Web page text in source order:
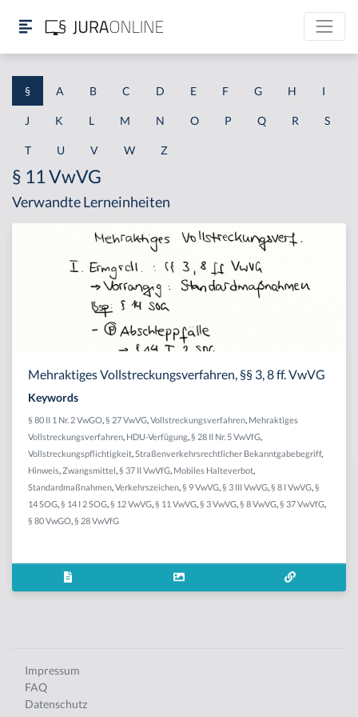
§ A B C D E F G H I
J K L M N O P Q R S
T U V W Z
§ 11 VwVG
Verwandte Lerneinheiten
Mehraktiges Vollstreckungsverfahren, §§ 3, 8 ff. VwVG
Keywords
§ 80 II 1 Nr. 2 VwGO § 27 VwVG Vollstreckungsverfahren Mehraktiges
Vollstreckungsverfahren HDU-Verfügung § 28 II Nr. 5 VwVfG
Vollstreckungspflichtigkeit Straßenverkehrsrechtlicher Bekanntgabebegriff,
Hinweis Zwangsmittel § 37 II VwVfG Mobiles Halteverbot
Standardmaßnahmen Verkehrszeichen § 9 VwVG § 3 III VwVG § 8 I VwVG §
14 SOG § 14 I 2 SOG § 12 VwVG § 11 VwVG § 3 VwVG § 8 VwVG § 37 VwVfG
§ 80 VwGO § 28 VwVfG
Impressum
FAQ
Datenschutz